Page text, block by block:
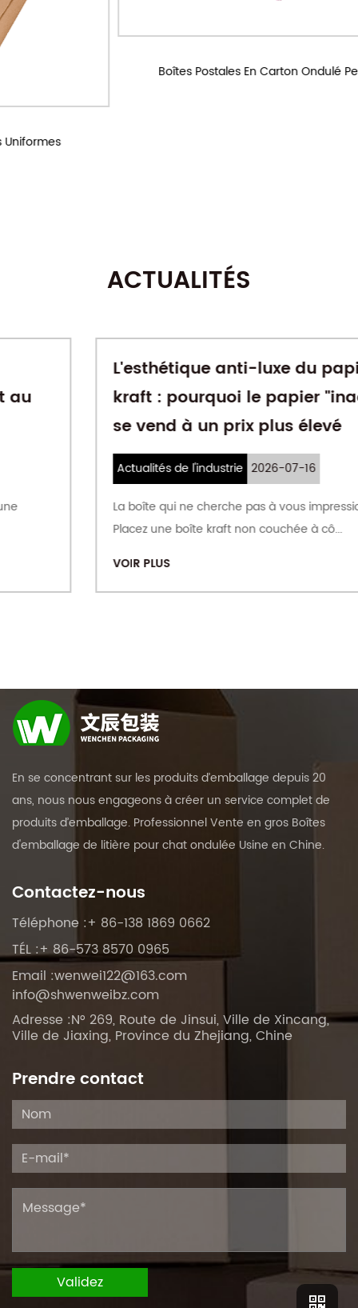
Boîtes Postales En Carton Ondulé Personnalisées
ACTUALITÉS
L'esthétique anti-luxe du papier
kraft : pourquoi le papier "inachevé"
se vend à un prix plus élevé
Actualités de l'industrie 2026-07-16
La boîte qui ne cherche pas à vous impressionner
Placez une boîte kraft non couchée à cô...
En se concentrant sur les produits d’emballage depuis 20
ans, nous nous engageons à créer un service complet de
produits d’emballage. ProfessionnelVente en gros Boîtes
d'emballage de litière pour chat ondulée Usine en Chine.
Contactez-nous
Téléphone :+ 86-138 1869 0662
TÉL :+ 86-573 8570 0965
Email :wenwei122@163.com
info@shwenweibz.com
Adresse :N° 269, Route de Jinsui, Ville de Xincang,
Ville de Jiaxing, Province du Zhejiang, Chine
Prendre contact